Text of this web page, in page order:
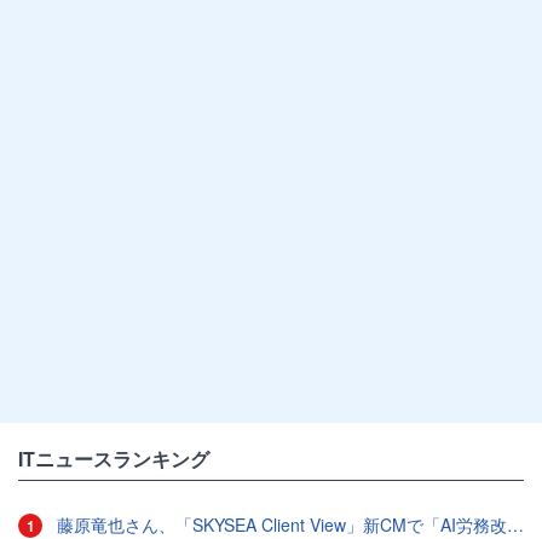
ITニュースランキング
1 藤原竜也さん、「SKYSEA Client View」新CMで「AI労務改善」をアピール 働き方をAIが分析したら「すぐに休んで」と言われる？